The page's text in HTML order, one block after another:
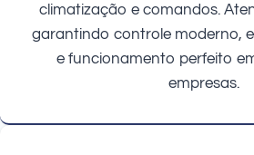
climatização e comandos.
garantindo controle moderno,
e funcionamento perfeito
empresas.